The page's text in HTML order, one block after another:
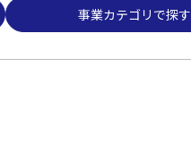
事業カテゴリで探す